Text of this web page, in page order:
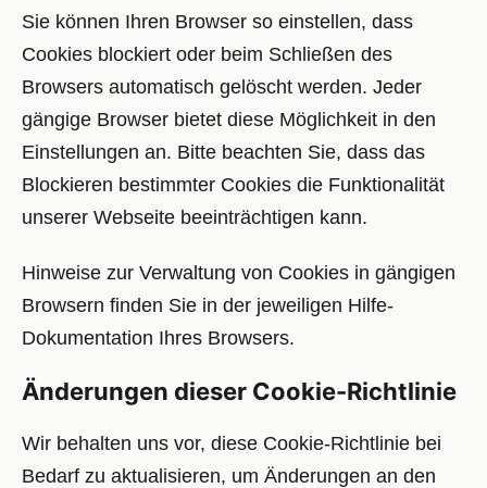
Sie können Ihren Browser so einstellen, dass
Cookies blockiert oder beim Schließen des
Browsers automatisch gelöscht werden. Jeder
gängige Browser bietet diese Möglichkeit in den
Einstellungen an. Bitte beachten Sie, dass das
Blockieren bestimmter Cookies die Funktionalität
unserer Webseite beeinträchtigen kann.
Hinweise zur Verwaltung von Cookies in gängigen
Browsern finden Sie in der jeweiligen Hilfe-
Dokumentation Ihres Browsers.
Änderungen dieser Cookie-Richtlinie
Wir behalten uns vor, diese Cookie-Richtlinie bei
Bedarf zu aktualisieren, um Änderungen an den